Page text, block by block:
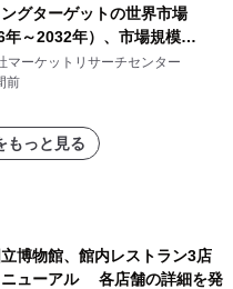
グターゲットの世界市場
年～2032年）、市場規模
、0.999、その他）・分析レポ
表
マーケットリサーチセンター
前
もっと見る
博物館、館内レストラン3店
ニューアル 各店舗の詳細を発